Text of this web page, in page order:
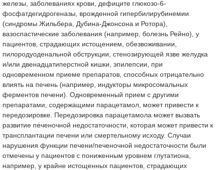
железы, заболеваниях крови, дефиците глюкозо-6-
фосфатдегидрогеназы, врожденной гипербилирубинемии
(синдромы Жильбера, Дубина-Джонсона и Ротора),
вазоспастические заболевания (например, болезнь Рейно), у
пациентов, страдающих истощением, обезвоживании,
пилородуоденальной обструкции, стенозирующей язве желудка
и/или двенадцатиперстной кишки, эпилепсии, при
одновременном приеме препаратов, способных отрицательно
влиять на печень (например, индукторы микросомальных
ферментов печени). Одновременный прием с другими
препаратами, содержащими парацетамол, может привести к
передозировке. Передозировка парацетамола может вызвать
развитие печеночной недостаточности, которая может привести к
трансплантации печени или смертельному исходу. Случаи
нарушения функции печени/печеночной недостаточности были
отмечены у пациентов с пониженным уровнем глутатиона,
например, у крайне истощенных пациентов, страдающих